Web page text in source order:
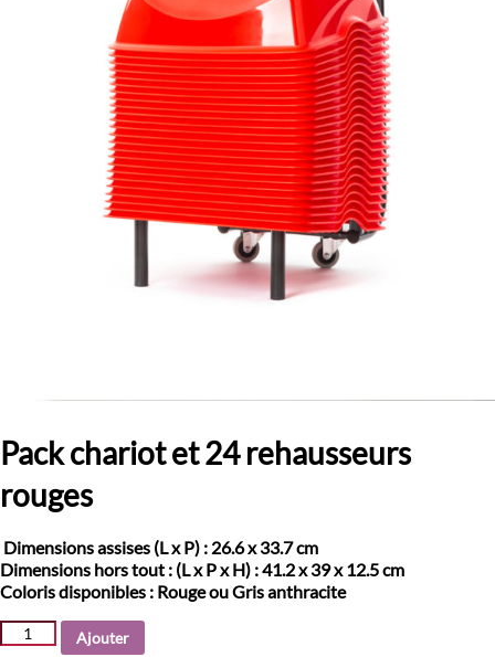
Pack chariot et 24 rehausseurs
rouges
Dimensions assises (L x P) : 26.6 x 33.7 cm
Dimensions hors tout : (L x P x H) : 41.2 x 39 x 12.5 cm
Coloris disponibles : Rouge ou Gris anthracite
quantité
Ajouter